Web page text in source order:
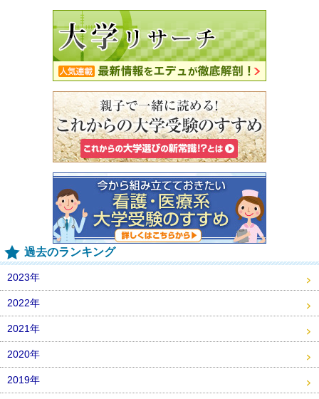
過去のランキング
2023年
2022年
2021年
2020年
2019年